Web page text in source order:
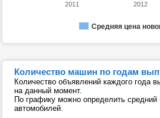
Средняя цена
2011 2012
Количество машин по годам
Количество объявлений каждого года
на данный момент.
По графику можно определить средний
автомобилей.